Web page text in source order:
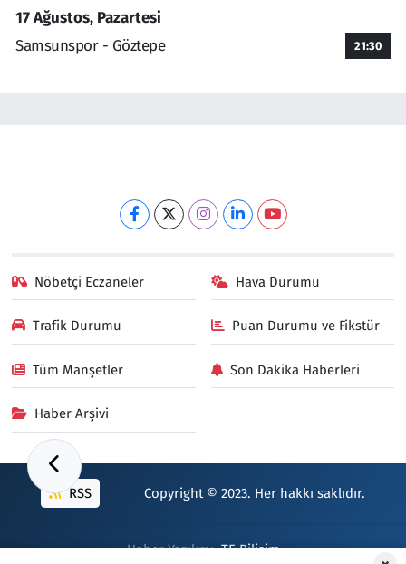
17 Ağustos, Pazartesi
Samsunspor - Göztepe
21:30
Nöbetçi Eczaneler Hava Durumu
Trafik Durumu Puan Durumu ve Fikstür
Tüm Manşetler Son Dakika Haberleri
Haber Arşivi
RSS Copyright © 2023. Her hakkı saklıdır.
Haber Yazılımı:TE Bilişim